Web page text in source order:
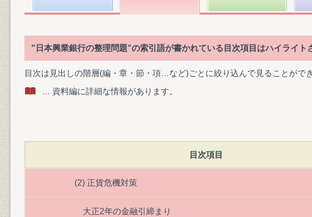
"日本興業銀行の整理問題"の索引語が書かれている目次項目はハイライト
目次は見出しの階層(編・章・節・項…など)ごとに絞り込んで見ることがで
… 資料編に詳細な情報があります。
目次項目
(2) 正貨危機対策
大正2年の金融引締まり